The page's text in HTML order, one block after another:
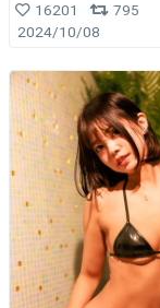
16201
795
2024/10/08